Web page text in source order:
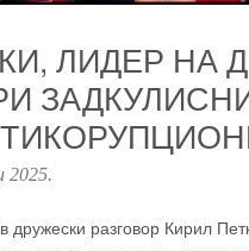
ЛИДЕР НА
2025.
дружески разговор Кирил